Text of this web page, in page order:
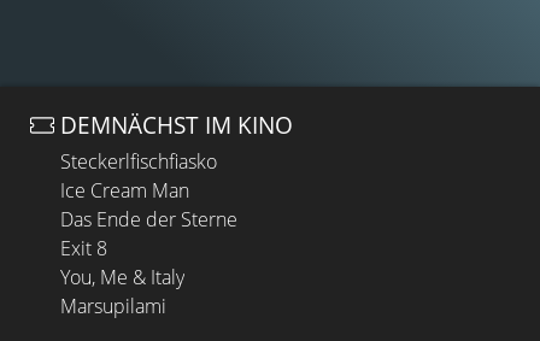
DEMNÄCHST IM KINO
Steckerlfischfiasko
Ice Cream Man
Das Ende der Sterne
Exit 8
You, Me & Italy
Marsupilami